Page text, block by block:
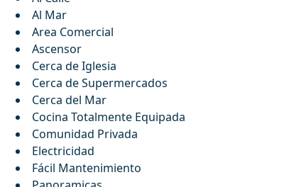
Al Mar
Area Comercial
Ascensor
Cerca de Iglesia
Cerca de Supermercados
Cerca del Mar
Cocina Totalmente Equipada
Comunidad Privada
Electricidad
Fácil Mantenimiento